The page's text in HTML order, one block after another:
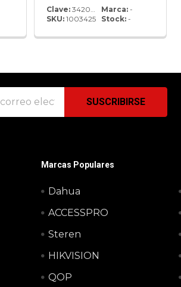
Clave:342049
SKU:1003425
Marca:-
Stock:-
Marcas Populares
Dahua
ACCESSPRO
Steren
HIKVISION
QOP